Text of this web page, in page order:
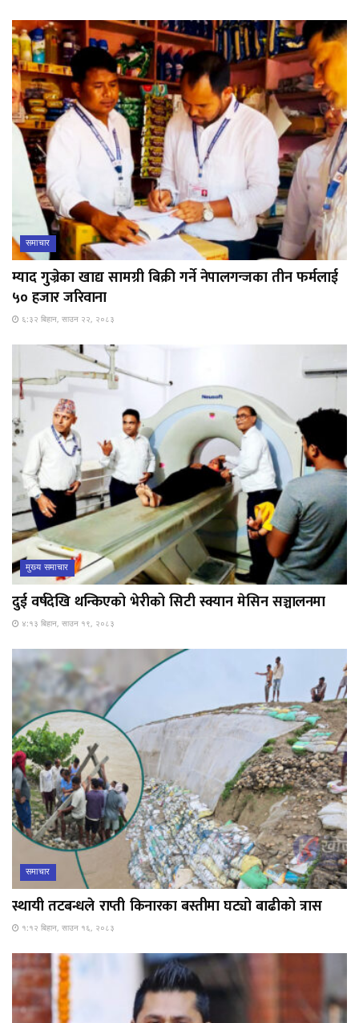
समाचार
म्याद गुज्रेका खाद्य सामग्री बिक्री गर्ने नेपालगन्जका तीन फर्मलाई
५० हजार जरिवाना
६:३२ बिहान, साउन २२, २०८३
मुख्य समाचार
दुई वर्षदेखि थन्किएको भेरीको सिटी स्क्यान मेसिन सञ्चालनमा
४:१३ बिहान, साउन १९, २०८३
समाचार
स्थायी तटबन्धले राप्ती किनारका बस्तीमा घट्यो बाढीको त्रास
१:१२ बिहान, साउन १६, २०८३